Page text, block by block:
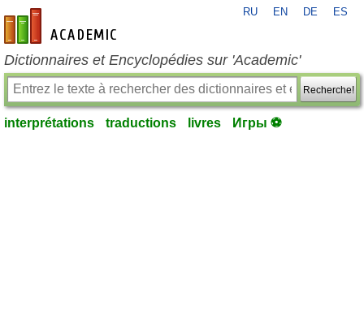
fr-academic.com
RU EN DE ES
Dictionnaires et Encyclopédies sur 'Academic'
Recherche!
interprétations traductions livres Игры ⚽